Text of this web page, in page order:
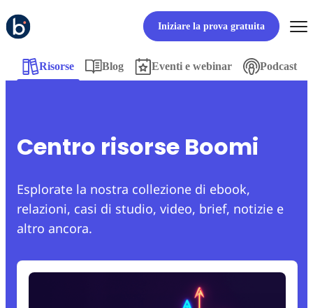
Iniziare la prova gratuita
Risorse Blog Eventi e webinar Podcast
Centro risorse Boomi
Esplorate la nostra collezione di ebook,
relazioni, casi di studio, video, brief, notizie e
altro ancora.